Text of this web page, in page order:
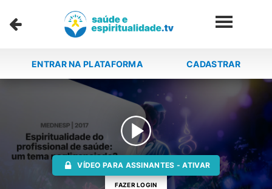
ENTRAR NA PLATAFORMA CADASTRAR
VÍDEO PARA ASSINANTES - ATIVAR
FAZER LOGIN